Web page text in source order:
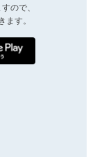
ので、
す。